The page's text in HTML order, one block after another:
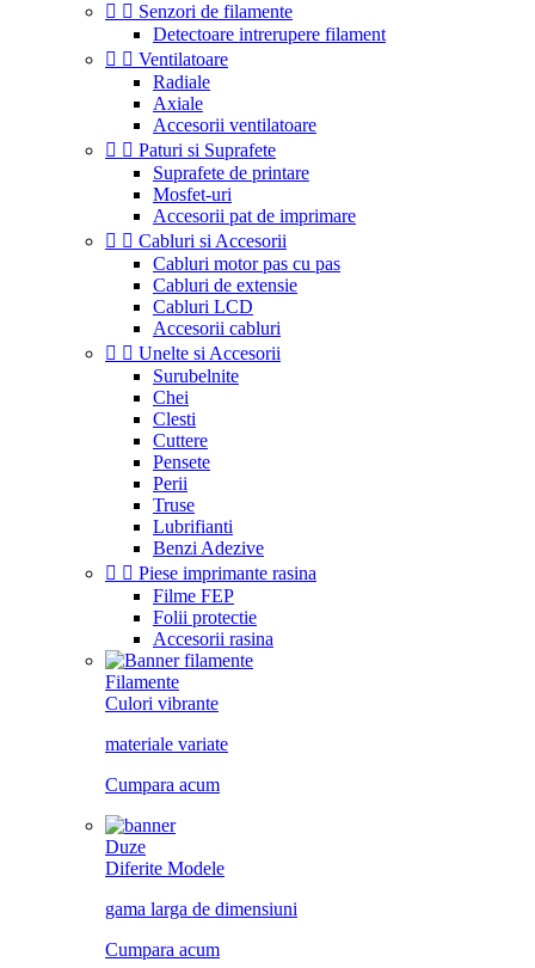
  Senzori de filamente
Detectoare intrerupere filament
  Ventilatoare
Radiale
Axiale
Accesorii ventilatoare
  Paturi si Suprafete
Suprafete de printare
Mosfet-uri
Accesorii pat de imprimare
  Cabluri si Accesorii
Cabluri motor pas cu pas
Cabluri de extensie
Cabluri LCD
Accesorii cabluri
  Unelte si Accesorii
Surubelnite
Chei
Clesti
Cuttere
Pensete
Perii
Truse
Lubrifianti
Benzi Adezive
  Piese imprimante rasina
Filme FEP
Folii protectie
Accesorii rasina
Filamente
Culori vibrante
materiale variate
Cumpara acum
Duze
Diferite Modele
gama larga de dimensiuni
Cumpara acum